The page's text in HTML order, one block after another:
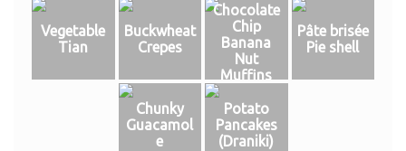
Vegetable
Tian
Buckwheat
Crepes
Chocolate
Chip
Banana
Nut
Muffins
Pâte brisée
Pie shell
Chunky
Guacamol
e
Potato
Pancakes
(Draniki)